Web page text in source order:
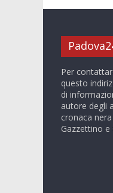
Per
questo
di
autore degli
cronaca
Gazzettino e